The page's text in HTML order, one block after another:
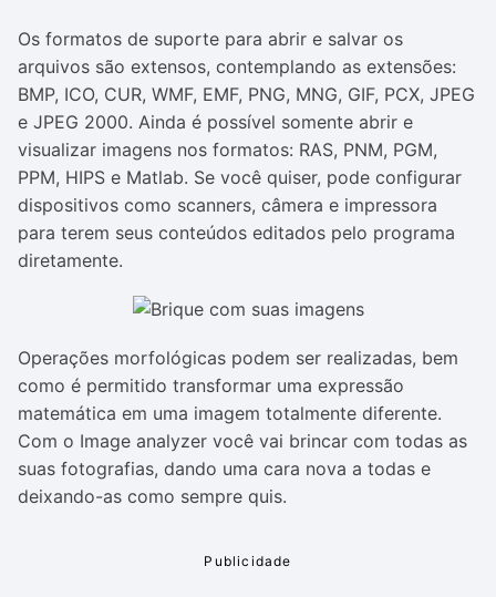
Os formatos de suporte para abrir e salvar os
arquivos são extensos, contemplando as extensões:
BMP, ICO, CUR, WMF, EMF, PNG, MNG, GIF, PCX, JPEG
e JPEG 2000. Ainda é possível somente abrir e
visualizar imagens nos formatos: RAS, PNM, PGM,
PPM, HIPS e Matlab. Se você quiser, pode configurar
dispositivos como scanners, câmera e impressora
para terem seus conteúdos editados pelo programa
diretamente.
Operações morfológicas podem ser realizadas, bem
como é permitido transformar uma expressão
matemática em uma imagem totalmente diferente.
Com o Image analyzer você vai brincar com todas as
suas fotografias, dando uma cara nova a todas e
deixando-as como sempre quis.